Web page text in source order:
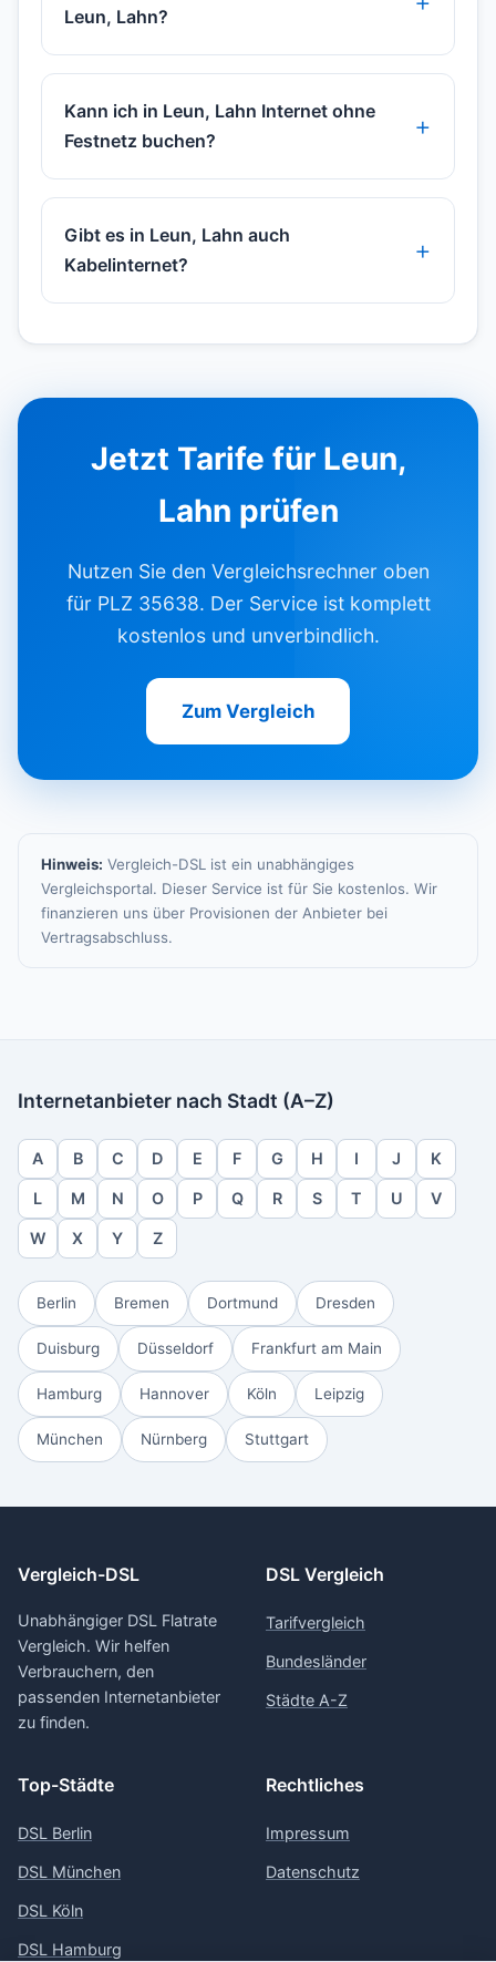
Leun, Lahn?
Kann ich in Leun, Lahn Internet ohne
Festnetz buchen?
Gibt es in Leun, Lahn auch
Kabelinternet?
Jetzt Tarife für Leun,
Lahn prüfen
Nutzen Sie den Vergleichsrechner oben
für PLZ 35638. Der Service ist komplett
kostenlos und unverbindlich.
Zum Vergleich
Hinweis: Vergleich-DSL ist ein unabhängiges
Vergleichsportal. Dieser Service ist für Sie kostenlos. Wir
finanzieren uns über Provisionen der Anbieter bei
Vertragsabschluss.
Internetanbieter nach Stadt (A–Z)
A B C D E F G H I J K
L M N O P Q R S T U V
W X Y Z
Berlin Bremen Dortmund Dresden
Duisburg Düsseldorf Frankfurt am Main
Hamburg Hannover Köln Leipzig
München Nürnberg Stuttgart
Vergleich-DSL
Unabhängiger DSL Flatrate
Vergleich. Wir helfen
Verbrauchern, den
passenden Internetanbieter
zu finden.
DSL Vergleich
Tarifvergleich
Bundesländer
Städte A-Z
Top-Städte
DSL Berlin
DSL München
DSL Köln
DSL Hamburg
Rechtliches
Impressum
Datenschutz